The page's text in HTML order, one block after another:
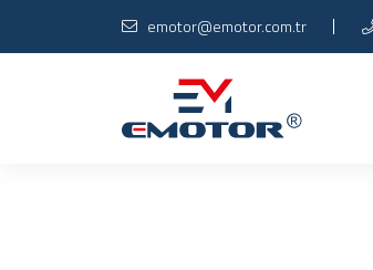
emotor@emotor.com.tr